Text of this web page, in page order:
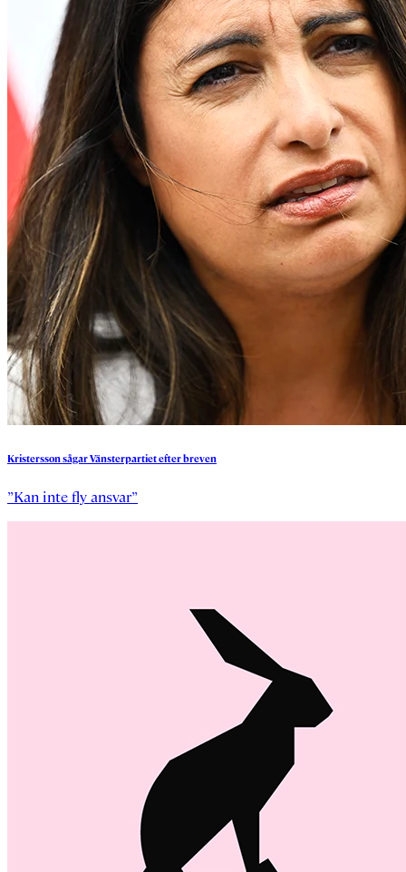
KristerssonsågarVänsterpartietefterbreven
”Kan inte fly ansvar”